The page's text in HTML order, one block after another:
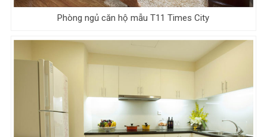
Phòng ngủ căn hộ mẫu T11 Times City